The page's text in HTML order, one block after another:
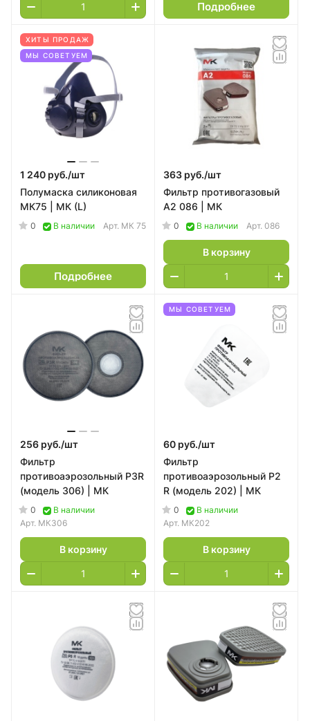
Подробнее
ХИТЫ ПРОДАЖ
МЫ СОВЕТУЕМ
1 240 руб./шт
Полумаска силиконовая
МК75 | МК (L)
0 В наличии Арт. МК 75
Подробнее
363 руб./шт
Фильтр противогазовый
А2 086 | МК
0 В наличии Арт. 086
В корзину
256 руб./шт
Фильтр
противоаэрозольный P3R
(модель 306) | МК
0
В наличии
Арт. МК306
В корзину
МЫ СОВЕТУЕМ
60 руб./шт
Фильтр
противоаэрозольный P2
R (модель 202) | МК
0
В наличии
Арт. МК202
В корзину